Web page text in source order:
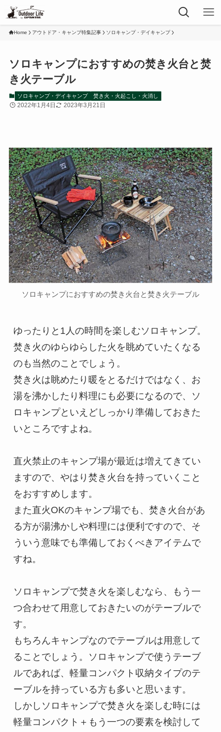
Home アウトドア・キャンプ特集記事 ソロキャンプ・デイキャンプ
ソロキャンプにおすすめの焚き火台と焚
き火テーブル
ソロキャンプ・デイキャンプ 焚き火・火起こし・火消し
2022年1月4日 2023年3月21日
ソロキャンプにおすすめの焚き火台と焚き火テーブル
ゆったりと1人の時間を楽しむソロキャンプ。
焚き火のゆらゆらした火を眺めていたくなる
のも当然のことでしょう。
焚き火は眺めたり暖をとるだけではなく、お
湯を沸かしたり料理にも必要になるので、ソ
ロキャンプといえどしっかり準備しておきた
いところですよね。
直火禁止のキャンプ場が最近は増えてきてい
ますので、やはり焚き火台を持っていくこと
をおすすめします。
また直火OKのキャンプ場でも、焚き火台があ
る方が湯沸かしや料理には便利ですので、そ
ういう意味でも準備しておくべきアイテムで
すね。
ソロキャンプで焚き火を楽しむなら、もう一
つ合わせて用意しておきたいのがテーブルで
す。
もちろんキャンプなのでテーブルは用意して
ることでしょう。ソロキャンプで使うテーブ
ルであれば、軽量コンパクト収納タイプのテ
ーブルを持っている方も多いと思います。
しかしソロキャンプで焚き火を楽しむ時には
軽量コンパクト＋もう一つの要素を検討して